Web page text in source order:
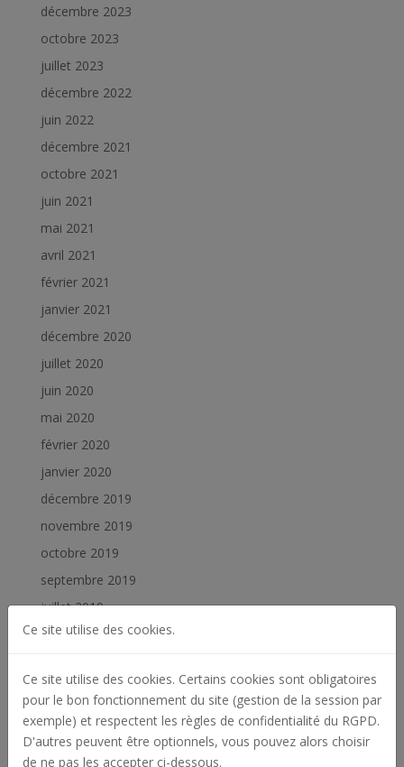
décembre 2023
octobre 2023
juillet 2023
décembre 2022
juin 2022
décembre 2021
octobre 2021
juin 2021
mai 2021
avril 2021
février 2021
janvier 2021
décembre 2020
juillet 2020
juin 2020
mai 2020
février 2020
janvier 2020
décembre 2019
novembre 2019
octobre 2019
septembre 2019
juillet 2019
juin 2019
janvier 2019
Catégories
Actualités
Ce site utilise des cookies.
Ce site utilise des cookies. Certains cookies sont obligatoires
pour le bon fonctionnement du site (gestion de la session par
exemple) et respectent les règles de confidentialité du RGPD.
D'autres peuvent être optionnels, vous pouvez alors choisir
de ne pas les accepter ci-dessous.